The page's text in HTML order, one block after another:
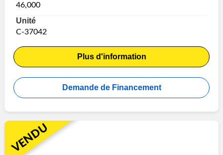
46,000
Unité
C-37042
Plus d'information
Demande de Financement
VENDU